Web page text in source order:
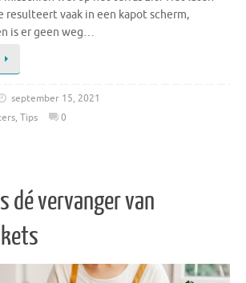
resulteert vaak in een kapot scherm,
is er geen weg…
september 15, 2021
, Tips 0
dé vervanger van